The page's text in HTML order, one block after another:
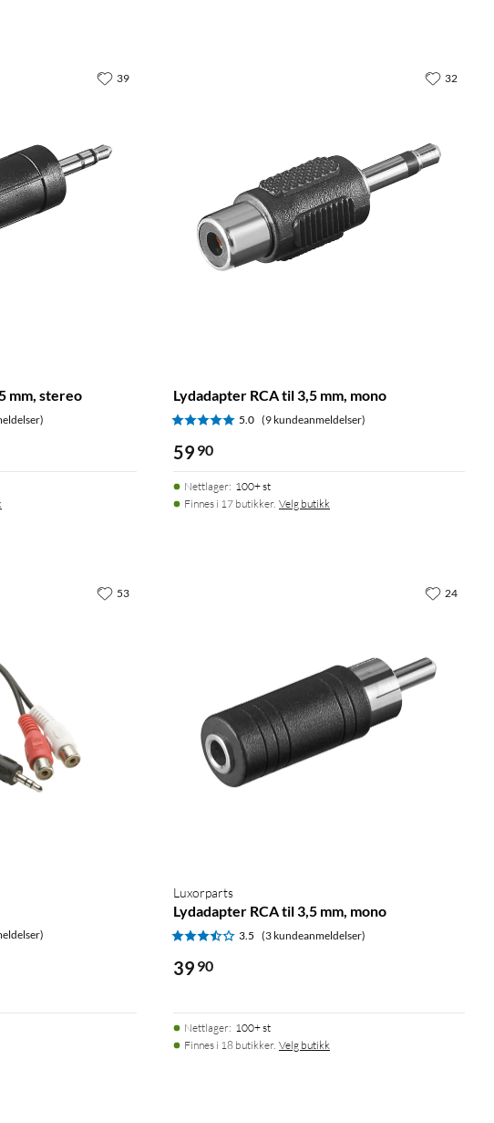
mm, stereo
39
Lydadapter RCA til 3,5 mm, mono
5.0 (9 kundeanmeldelser)
59 90
Nettlager: 100+ st
Finnes i 17 butikker. Velg butikk
32
53
Luxorparts
Lydadapter RCA til 3,5 mm, mono
3.5 (3 kundeanmeldelser)
39 90
Nettlager: 100+ st
Finnes i 18 butikker. Velg butikk
24